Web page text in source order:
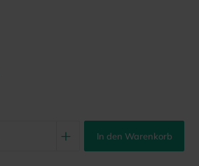
In den Warenkorb